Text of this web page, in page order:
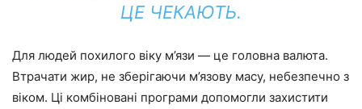
ЦЕ ЧЕКАЮТЬ.
Для людей похилого віку м’язи — це головна валюта.
Втрачати жир, не зберігаючи м’язову масу, небезпечно з
віком. Ці комбіновані програми допомогли захистити